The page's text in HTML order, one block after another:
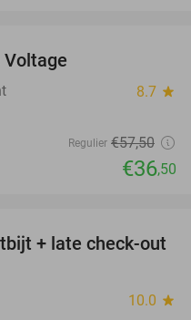
Voltage
8.7 star
Regulier €57,50
€36,50
43%
+ late check-out
10.0 star